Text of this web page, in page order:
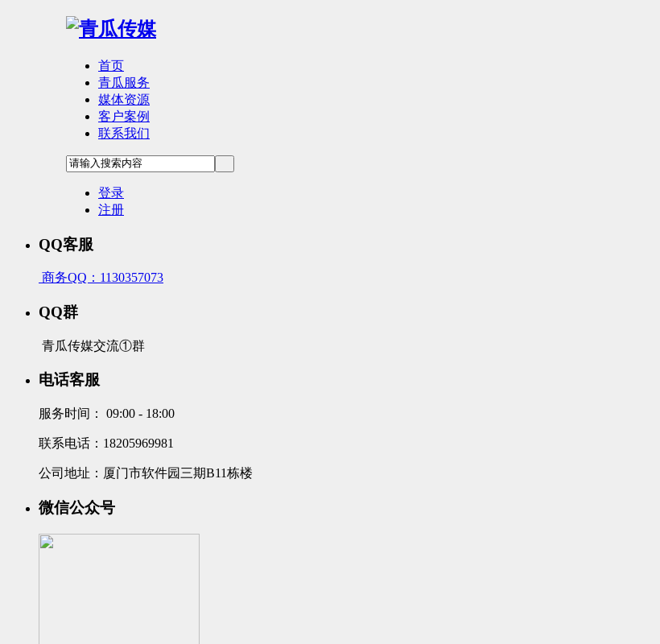
首页
青瓜服务
媒体资源
客户案例
联系我们
登录
注册
QQ客服
商务QQ：1130357073
QQ群
青瓜传媒交流①群
电话客服
服务时间： 09:00 - 18:00
联系电话：18205969981
公司地址：厦门市软件园三期B11栋楼
微信公众号